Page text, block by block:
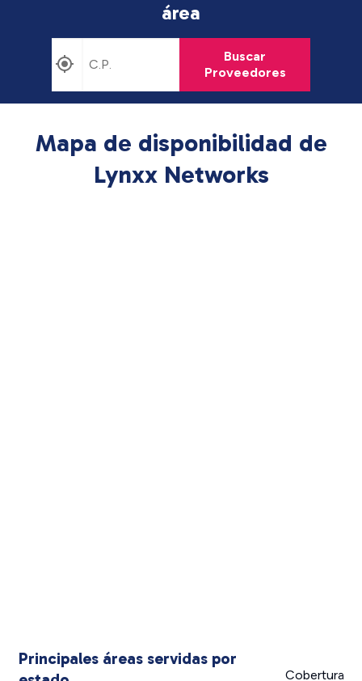
área
Buscar
Proveedores
Mapa de disponibilidad de
Lynxx Networks
Principales áreas servidas por
Cobertura